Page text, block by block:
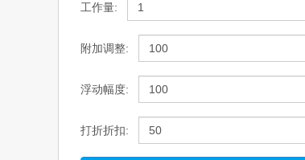
工作量:
附加调整:
浮动幅度:
打折折扣: